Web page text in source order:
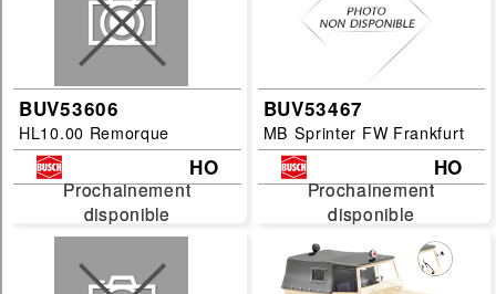
BUV53606
HL10.00 Remorque
HO
Prochainement
disponible
Prochainement
disponible
BUV53467
MB Sprinter FW Frankfurt
HO
Prochainement
disponible
Prochainement
disponible